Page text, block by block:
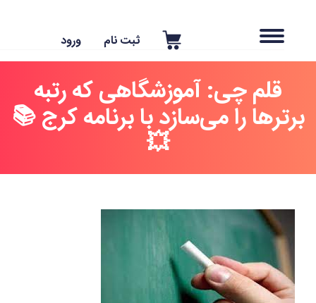
ثبت نام
قلم چی: آموزشگاهی که رتبه
را می‌سازد با برنامه کرج 📚
💥